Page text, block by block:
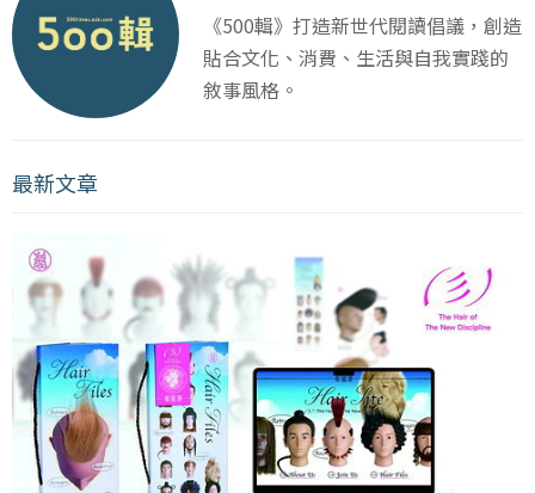
《500輯》打造新世代閱讀倡議，創造
貼合文化、消費、生活與自我實踐的
敘事風格。
最新文章